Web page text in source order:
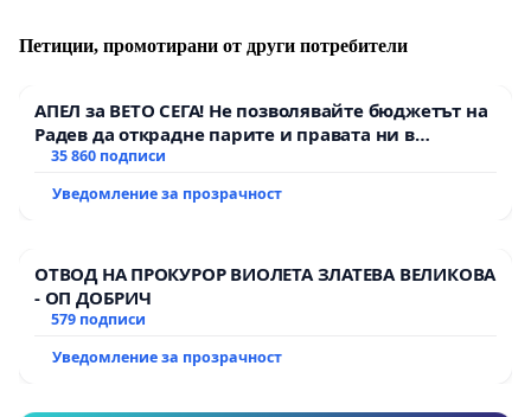
Петиции, промотирани от други потребители
АПЕЛ за ВЕТО СЕГА! Не позволявайте бюджетът на
Радев да открадне парите и правата ни в
тъмното
35 860 подписи
Уведомление за прозрачност
ОТВОД НА ПРОКУРОР ВИОЛЕТА ЗЛАТЕВА ВЕЛИКОВА
- ОП ДОБРИЧ
579 подписи
Уведомление за прозрачност